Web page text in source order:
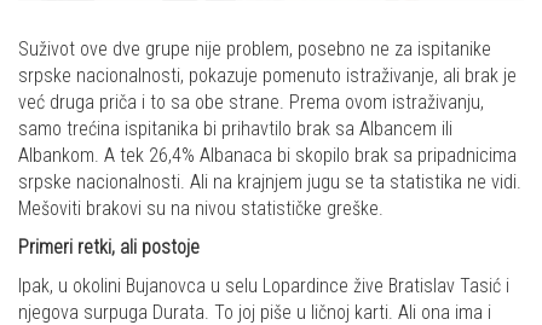
Suživot ove dve grupe nije problem, posebno ne za ispitanike
srpske nacionalnosti, pokazuje pomenuto istraživanje, ali brak je
već druga priča i to sa obe strane. Prema ovom istraživanju,
samo trećina ispitanika bi prihavtilo brak sa Albancem ili
Albankom. A tek 26,4% Albanaca bi skopilo brak sa pripadnicima
srpske nacionalnosti. Ali na krajnjem jugu se ta statistika ne vidi.
Mešoviti brakovi su na nivou statističke greške.
Primeri retki, ali postoje
Ipak, u okolini Bujanovca u selu Lopardince žive Bratislav Tasić i
njegova surpuga Durata. To joj piše u ličnoj karti. Ali ona ima i